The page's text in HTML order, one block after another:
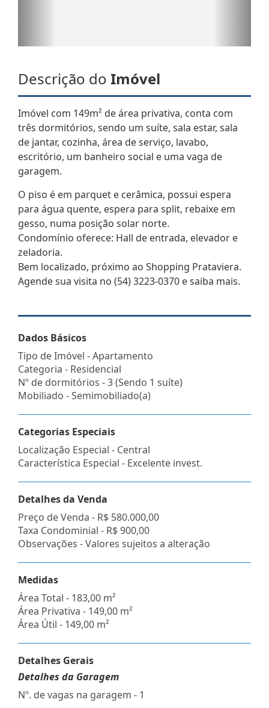
Descrição do Imóvel
Imóvel com 149m² de área privativa, conta com
três dormitórios, sendo um suíte, sala estar, sala
de jantar, cozinha, área de serviço, lavabo,
escritório, um banheiro social e uma vaga de
garagem.
O piso é em parquet e cerâmica, possui espera
para água quente, espera para split, rebaixe em
gesso, numa posição solar norte.
Condomínio oferece: Hall de entrada, elevador e
zeladoria.
Bem localizado, próximo ao Shopping Prataviera.
Agende sua visita no (54) 3223-0370 e saiba mais.
Dados Básicos
Tipo de Imóvel - Apartamento
Categoria - Residencial
Nº de dormitórios - 3 (Sendo 1 suíte)
Mobiliado - Semimobiliado(a)
Categorias Especiais
Localização Especial - Central
Característica Especial - Excelente invest.
Detalhes da Venda
Preço de Venda - R$ 580.000,00
Taxa Condominial - R$ 900,00
Observações - Valores sujeitos a alteração
Medidas
Área Total - 183,00 m²
Área Privativa - 149,00 m²
Área Útil - 149,00 m²
Detalhes Gerais
Detalhes da Garagem
Nº. de vagas na garagem - 1